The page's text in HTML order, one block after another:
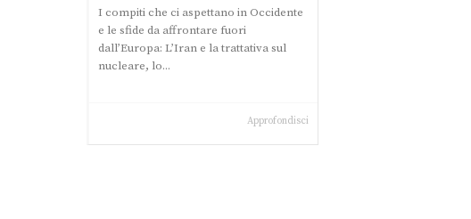
I compiti che ci aspettano in Occidente
e le sfide da affrontare fuori
dall’Europa: L’Iran e la trattativa sul
nucleare, lo...
Approfondisci